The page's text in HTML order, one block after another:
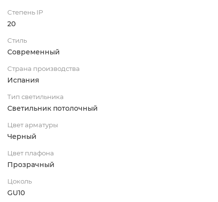
Степень IP
20
Стиль
Современный
Страна производства
Испания
Тип светильника
Светильник потолочный
Цвет арматуры
Черный
Цвет плафона
Прозрачный
Цоколь
GU10